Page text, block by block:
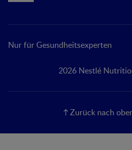
Nur für Gesundheitsexperten
2026 Nestlé
Zurück nach